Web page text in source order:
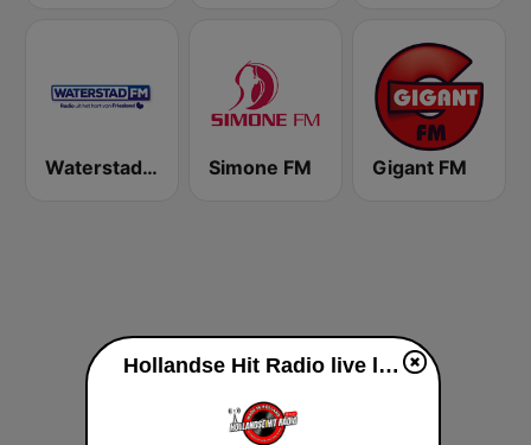
Waterstad FM Simone FM Gigant FM
Hollandse Hit Radio live luisteren